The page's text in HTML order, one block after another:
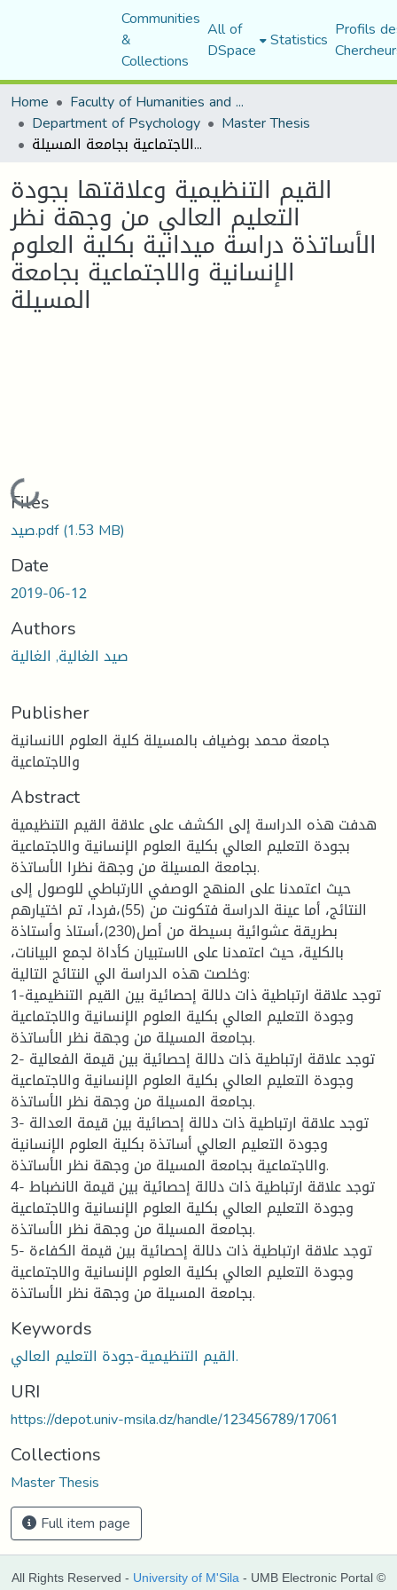
Communities
&
Collections
All of
DSpace Statistics Profils
Home
Faculty of Humanities and Social Sciences
Department of Psychology Master Thesis
القيم التنظيمية وعلاقتها بجودة التعليم العالي من وجهة نظر الأساتذة دراسة ميدانية بكلية العلوم الإنسانية والاجتماعية بجامعة المسيلة
القيم التنظيمية وعلاقتها بجودة
التعليم العالي من وجهة نظر
الأساتذة دراسة ميدانية بكلية العلوم
الإنسانية والاجتماعية بجامعة
المسيلة
Loading...
Files
صيد.pdf(1.53 MB)
Date
2019-06-12
Authors
صيد الغالية, الغالية
Publisher
جامعة محمد بوضياف بالمسيلة كلية العلوم الانسانية
والاجتماعية
Abstract
هدفت هذه الدراسة إلى الكشف على علاقة القيم التنظيمية
بجودة التعليم العالي بكلية العلوم الإنسانية والاجتماعية
بجامعة المسيلة من وجهة نظرا الأساتذة.
حيث اعتمدنا على المنهج الوصفي الارتباطي للوصول إلى
النتائج، أما عينة الدراسة فتكونت من (55)،فردا، تم اختيارهم
بطريقة عشوائية بسيطة من أصل(230)،أستاذ وأستاذة
بالكلية، حيث اعتمدنا على الاستبيان كأداة لجمع البيانات،
وخلصت هذه الدراسة الي النتائج التالية:
1-توجد علاقة ارتباطية ذات دلالة إحصائية بين القيم التنظيمية
وجودة التعليم العالي بكلية العلوم الإنسانية والاجتماعية
بجامعة المسيلة من وجهة نظر الأساتذة.
2- توجد علاقة ارتباطية ذات دلالة إحصائية بين قيمة الفعالية
وجودة التعليم العالي بكلية العلوم الإنسانية والاجتماعية
بجامعة المسيلة من وجهة نظر الأساتذة.
3- توجد علاقة ارتباطية ذات دلالة إحصائية بين قيمة العدالة
وجودة التعليم العالي أساتذة بكلية العلوم الإنسانية
والاجتماعية بجامعة المسيلة من وجهة نظر الأساتذة.
4- توجد علاقة ارتباطية ذات دلالة إحصائية بين قيمة الانضباط
وجودة التعليم العالي بكلية العلوم الإنسانية والاجتماعية
بجامعة المسيلة من وجهة نظر الأساتذة.
5- توجد علاقة ارتباطية ذات دلالة إحصائية بين قيمة الكفاءة
وجودة التعليم العالي بكلية العلوم الإنسانية والاجتماعية
بجامعة المسيلة من وجهة نظر الأساتذة.
Keywords
القيم التنظيمية-جودة التعليم العالي.
URI
https://depot.univ-msila.dz/handle/123456789/17061
Collections
Master Thesis
Full item page
All Rights Reserved - University of M'Sila - UMB Electronic Portal ©